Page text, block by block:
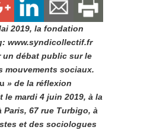
2019, la fondation
www.syndicollectif.fr
un débat public sur le
mouvements sociaux.
» de la réflexion
le mardi 4 juin 2019, à la
67 rue Turbigo, à
et des sociologues